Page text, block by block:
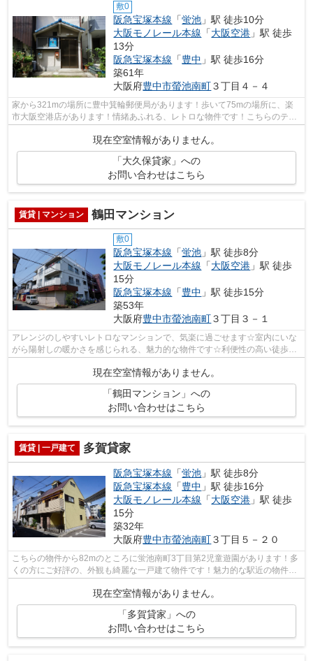
敷0
阪急宝塚本線 「蛍池 」駅 徒歩10分
大阪モノレール本線 「大阪空港 」駅 徒歩
13分
阪急宝塚本線 「豊中 」駅 徒歩16分
築61年
大阪府豊中市螢池南町３丁目４－４
家から321mの場所に豊中箕輪郵便局があります！歩いて75mの場所に、楽
市大阪空港店があります！情緒あふれる、レトロな物件です！こちらのテラ
スハウスから出て50mに駐車場あり！沿線...
現在空室情報がありません。
「大久保貸家」への
お問い合わせはこちら
賃貸 | マンション 鶴田マンション
敷0
阪急宝塚本線 「蛍池 」駅 徒歩8分
大阪モノレール本線 「大阪空港 」駅 徒歩
15分
阪急宝塚本線 「豊中 」駅 徒歩15分
築53年
大阪府豊中市螢池南町３丁目３－１
アレンジのしやすいレトロなマンションで、気楽に過ごせます☆室内にいな
がら陽射しの暖かさを感じられる、魅力的な物件です☆利便性の高い徒歩8
現在空室情報がありません。
「鶴田マンション」への
お問い合わせはこちら
賃貸 | 一戸建て 多賀貸家
阪急宝塚本線 「蛍池 」駅 徒歩8分
阪急宝塚本線 「豊中 」駅 徒歩16分
大阪モノレール本線 「大阪空港 」駅 徒歩
15分
築32年
大阪府豊中市螢池南町３丁目５－２０
こちらの物件から82mのところに蛍池南町3丁目第2児童遊園があります！多
くの方にご好評の、外観も綺麗な一戸建て物件です！魅力的な駅近の物件
で、駅まで徒歩8分です！陽当たりが良い...
現在空室情報がありません。
「多賀貸家」への
お問い合わせはこちら